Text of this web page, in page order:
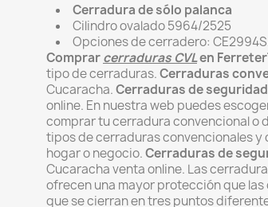
Cerradura de sólo palanca
Cilindro ovalado 5964/2525
Opciones de cerradero:
Comprarcerraduras CVLen
tipo de cerraduras.Cerraduras
Cucaracha.Cerraduras de
online. En nuestra web puedes
comprar tu cerradura convencional o
tipos de cerraduras convencionales
hogar o negocio.Cerraduras de
Cucaracha venta online. Las
ofrecen una mayor protección que
que se cierran en tres puntos